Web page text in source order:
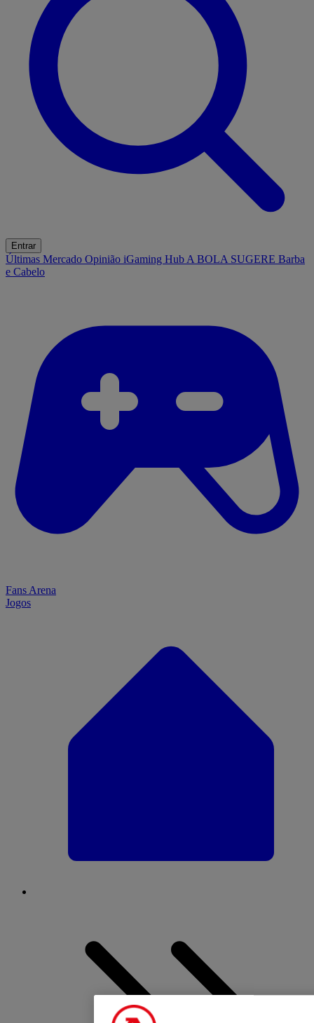
Entrar
Últimas Mercado Opinião iGaming Hub A BOLA SUGERE Barba
e Cabelo
Fans Arena
Jogos